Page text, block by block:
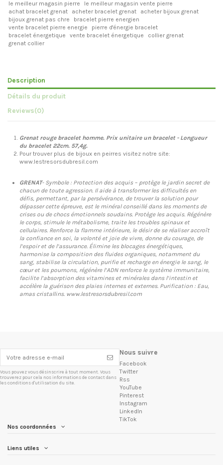
le meilleur magasin pierre
le meilleur magasin vente pierre
achat bracelet grenat
acheter bracelet grenat
acheter bijoux grenat
bijoux grenat pas chre
bracelet pierre energien
vente bracelet pierre energie
pierre d'énergie bracelet
bracelet énergetique
vente bracelet énergetique
collier grenat
grenat collier
Description
Détails du produit
Reviews(0)
Grenat rouge bracelet homme. Prix unitaire un bracelet- Longueur
du bracelet 22cm. 57,4g.
Pour trouver plus de bijoux en peirres visitez notre site:
www.lestresorsdubresil.com
GRENAT- Symbole : Protection des acquis – protège le jardin secret de
chacun de toute agression. Il aide à transformer les difficultés en
défis, permettant, par la persévérance, de trouver la solution pour
dépasser cette épreuve, est le minéral conseillé dans les moments de
crises ou de chocs émotionnels soudains. Protège les acquis. Régénère
le corps, stimule le métabolisme, traite les troubles spinaux et
cellulaires. Renforce la flamme intérieure, le désir de se réaliser accroît
la confiance en soi, la volonté et joie de vivre, donne du courage, de
l’espoir et de l’assurance. Élimine les blocages énergétiques,
harmonise la composition des fluides organiques, notamment du
sang, stabilise la circulation, purifie et recharge en énergie le sang, le
cœur et les poumons, régénère l’ADN renforce le système immunitaire,
facilite l’absorption des vitamines et minérales dans l’intestin et
accélère la guérison des plaies internes et externes. Purification : Eau,
amas cristallins. www.lestresorsdubresil.com
Vous pouvez vous désinscrire à tout moment. Vous
trouverez pour cela nos informations de contact dans
les conditions d'utilisation du site.
Nous suivre
Facebook
Twitter
Rss
YouTube
Pinterest
Instagram
LinkedIn
TikTok
Nos coordonnées
Liens utiles